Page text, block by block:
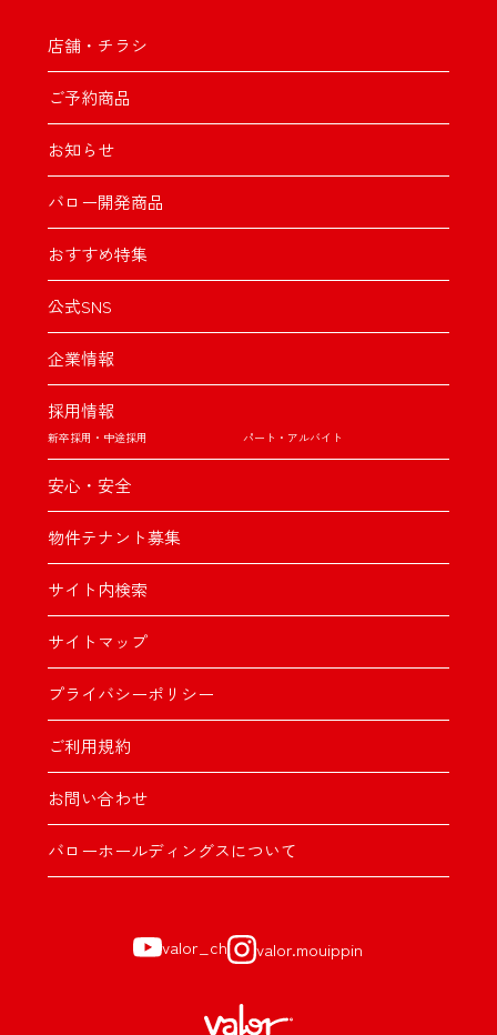
店舗・チラシ
ご予約商品
お知らせ
バロー開発商品
おすすめ特集
公式SNS
企業情報
採用情報
新卒採用・中途採用 パート・アルバイト
安心・安全
物件テナント募集
サイト内検索
サイトマップ
プライバシーポリシー
ご利用規約
お問い合わせ
バローホールディングスについて
valor_ch valor.mouippin